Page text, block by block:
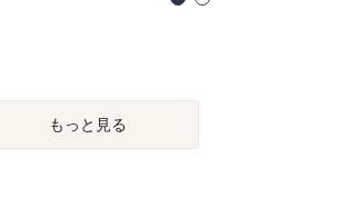
もっと見る